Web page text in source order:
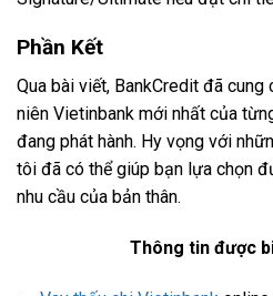
Phần Kết
Qua bài viết, BankCredit đã
niên Vietinbank mới nhất của
đang phát hành. Hy vọng với
tôi đã có thể giúp bạn lựa chọn
nhu cầu của bản thân.
Thông tin được